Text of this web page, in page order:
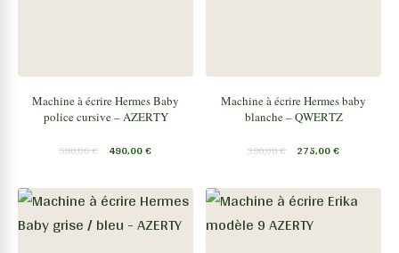
Machine à écrire Hermes Baby
police cursive – AZERTY
590,00€ 490,00€
Machine à écrire Hermes baby
blanche – QWERTZ
330,00€ 275,00€